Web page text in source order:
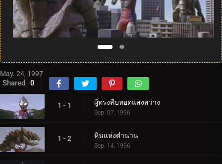
May. 24, 1997
Shared 0
1 - 1 ผู้ทรงสืบทอดแสงสว่าง
Sep. 07, 1996
1 - 2 หินแห่งตำนาน
Sep. 14, 1996